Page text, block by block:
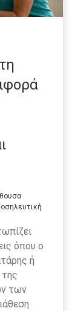
όπου ο
ή
των